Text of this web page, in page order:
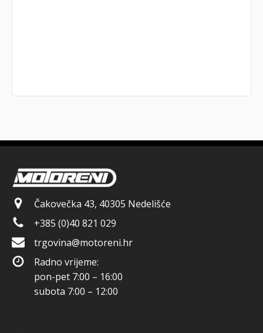
Čakovečka 43, 40305 Nedelišće
+385 (0)40 821 029
trgovina@motoreni.hr
Radno vrijeme:
pon-pet 7:00 – 16:00
subota 7:00 – 12:00